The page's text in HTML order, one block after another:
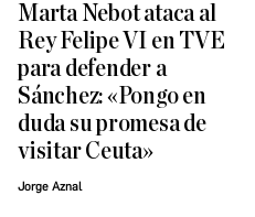
Marta Nebot ataca al
Rey Felipe VI en TVE
para defender a
Sánchez: «Pongo en
duda su promesa de
visitar Ceuta»
Jorge Aznal